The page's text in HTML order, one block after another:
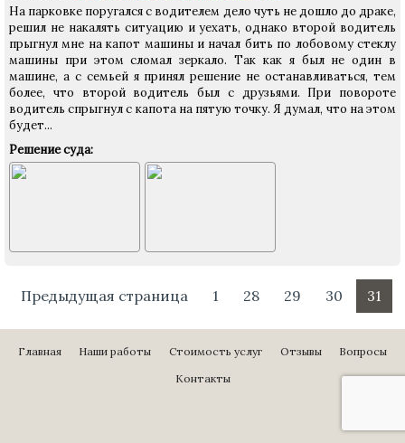
На парковке поругался с водителем дело чуть не дошло до драке,
решил не накалять ситуацию и уехать, однако второй водитель
прыгнул мне на капот машины и начал бить по лобовому стеклу
машины при этом сломал зеркало. Так как я был не один в
машине, а с семьей я принял решение не останавливаться, тем
более, что второй водитель был с друзьями. При повороте
водитель спрыгнул с капота на пятую точку. Я думал, что на этом
будет...
Решение суда:
Предыдущая страница 1 28 29 30 31
Главная Наши работы Стоимость услуг Отзывы
Вопросы
Контакты